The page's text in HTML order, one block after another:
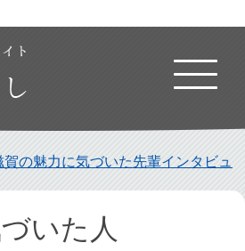
賀の魅力に気づいた先輩インタビュ
いた人